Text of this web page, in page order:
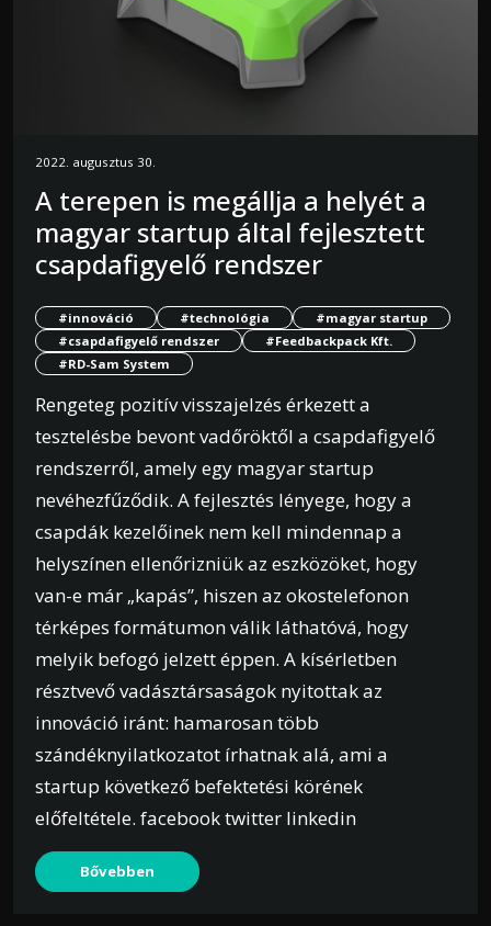
2022. augusztus 30.
A terepen is megállja a helyét a
magyar startup által fejlesztett
csapdafigyelő rendszer
#innováció #technológia
#magyar startup
#csapdafigyelő rendszer
#Feedbackpack Kft.
#RD-Sam System
Rengeteg pozitív visszajelzés érkezett a
tesztelésbe bevont vadőröktől a csapdafigyelő
rendszerről, amely egy magyar startup
nevéhezfűződik. A fejlesztés lényege, hogy a
csapdák kezelőinek nem kell mindennap a
helyszínen ellenőrizniük az eszközöket, hogy
van-e már „kapás”, hiszen az okostelefonon
térképes formátumon válik láthatóvá, hogy
melyik befogó jelzett éppen. A kísérletben
résztvevő vadásztársaságok nyitottak az
innováció iránt: hamarosan több
szándéknyilatkozatot írhatnak alá, ami a
startup következő befektetési körének
előfeltétele. facebook twitter linkedin
Bővebben